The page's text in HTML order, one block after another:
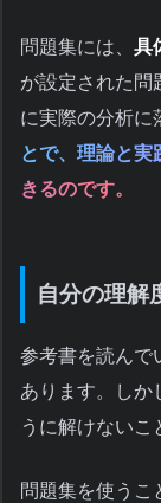
問題集には、 具
が設定された問
に実際の分析に
とで、理論と実
きるのです。
自分の理解
参考書を読んで
あります。しか
うに解けないこ
問題集を使うこ